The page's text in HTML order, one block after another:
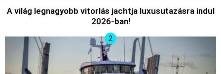
A világ legnagyobb vitorlás jachtja luxusutazásra indul
2026-ban!